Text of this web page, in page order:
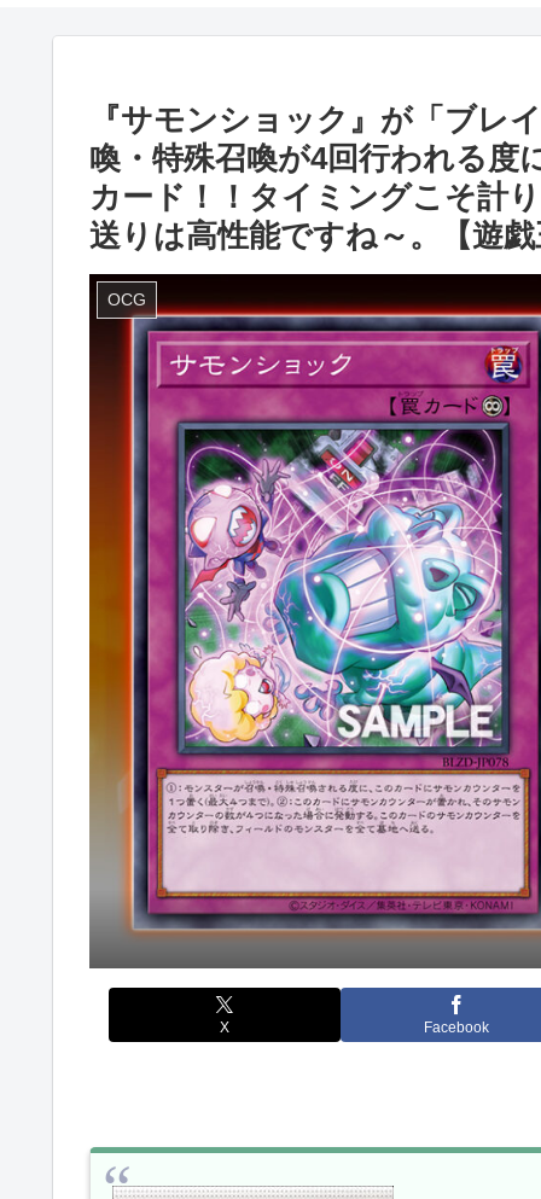
『サモンショック』が「ブレ
喚・特殊召喚が4回行われる度
カード！！タイミングこそ計
送りは高性能ですね～。【遊
OCG
X Facebook